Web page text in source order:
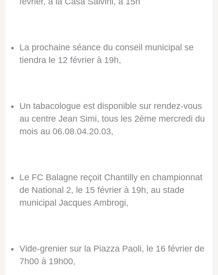
La prochaine séance du conseil municipal se
tiendra le 12 février à 19h,
Un tabacologue est disponible sur rendez-vous
au centre Jean Simi, tous les 2ème mercredi du
mois au 06.08.04.20.03,
Le FC Balagne reçoit Chantilly en championnat
de National 2, le 15 février à 19h, au stade
municipal Jacques Ambrogi,
Vide-grenier sur la Piazza Paoli, le 16 février de
7h00 à 19h00,